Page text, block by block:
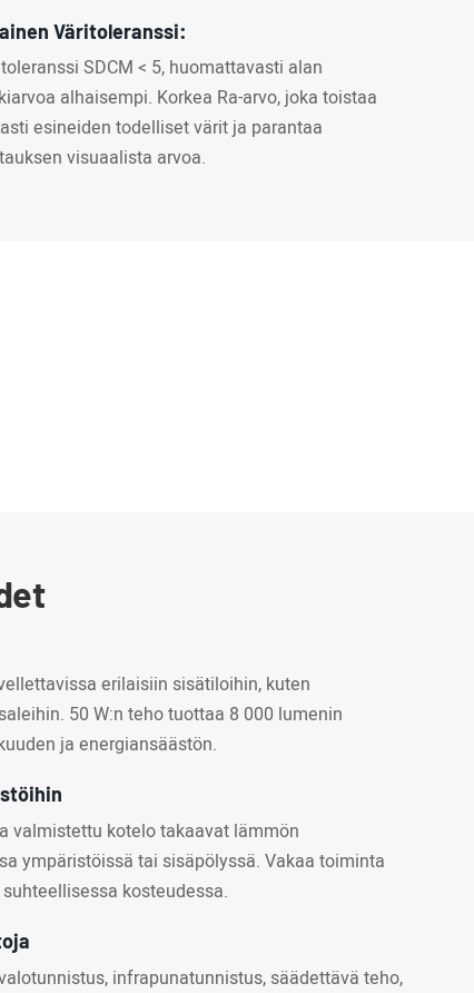
Väritoleranssi:
SDCM < 5, huomattavasti alan
alhaisempi. Korkea Ra-arvo, joka toistaa
esineiden todelliset värit ja parantaa
visuaalista arvoa.
erilaisiin sisätiloihin, kuten
50 W:n teho tuottaa 8 000 lumenin
ja energiansäästön.
valmistettu kotelo takaavat lämmön
ympäristöissä tai sisäpölyssä. Vakaa toiminta
kosteudessa.
infrapunatunnistus, säädettävä teho,